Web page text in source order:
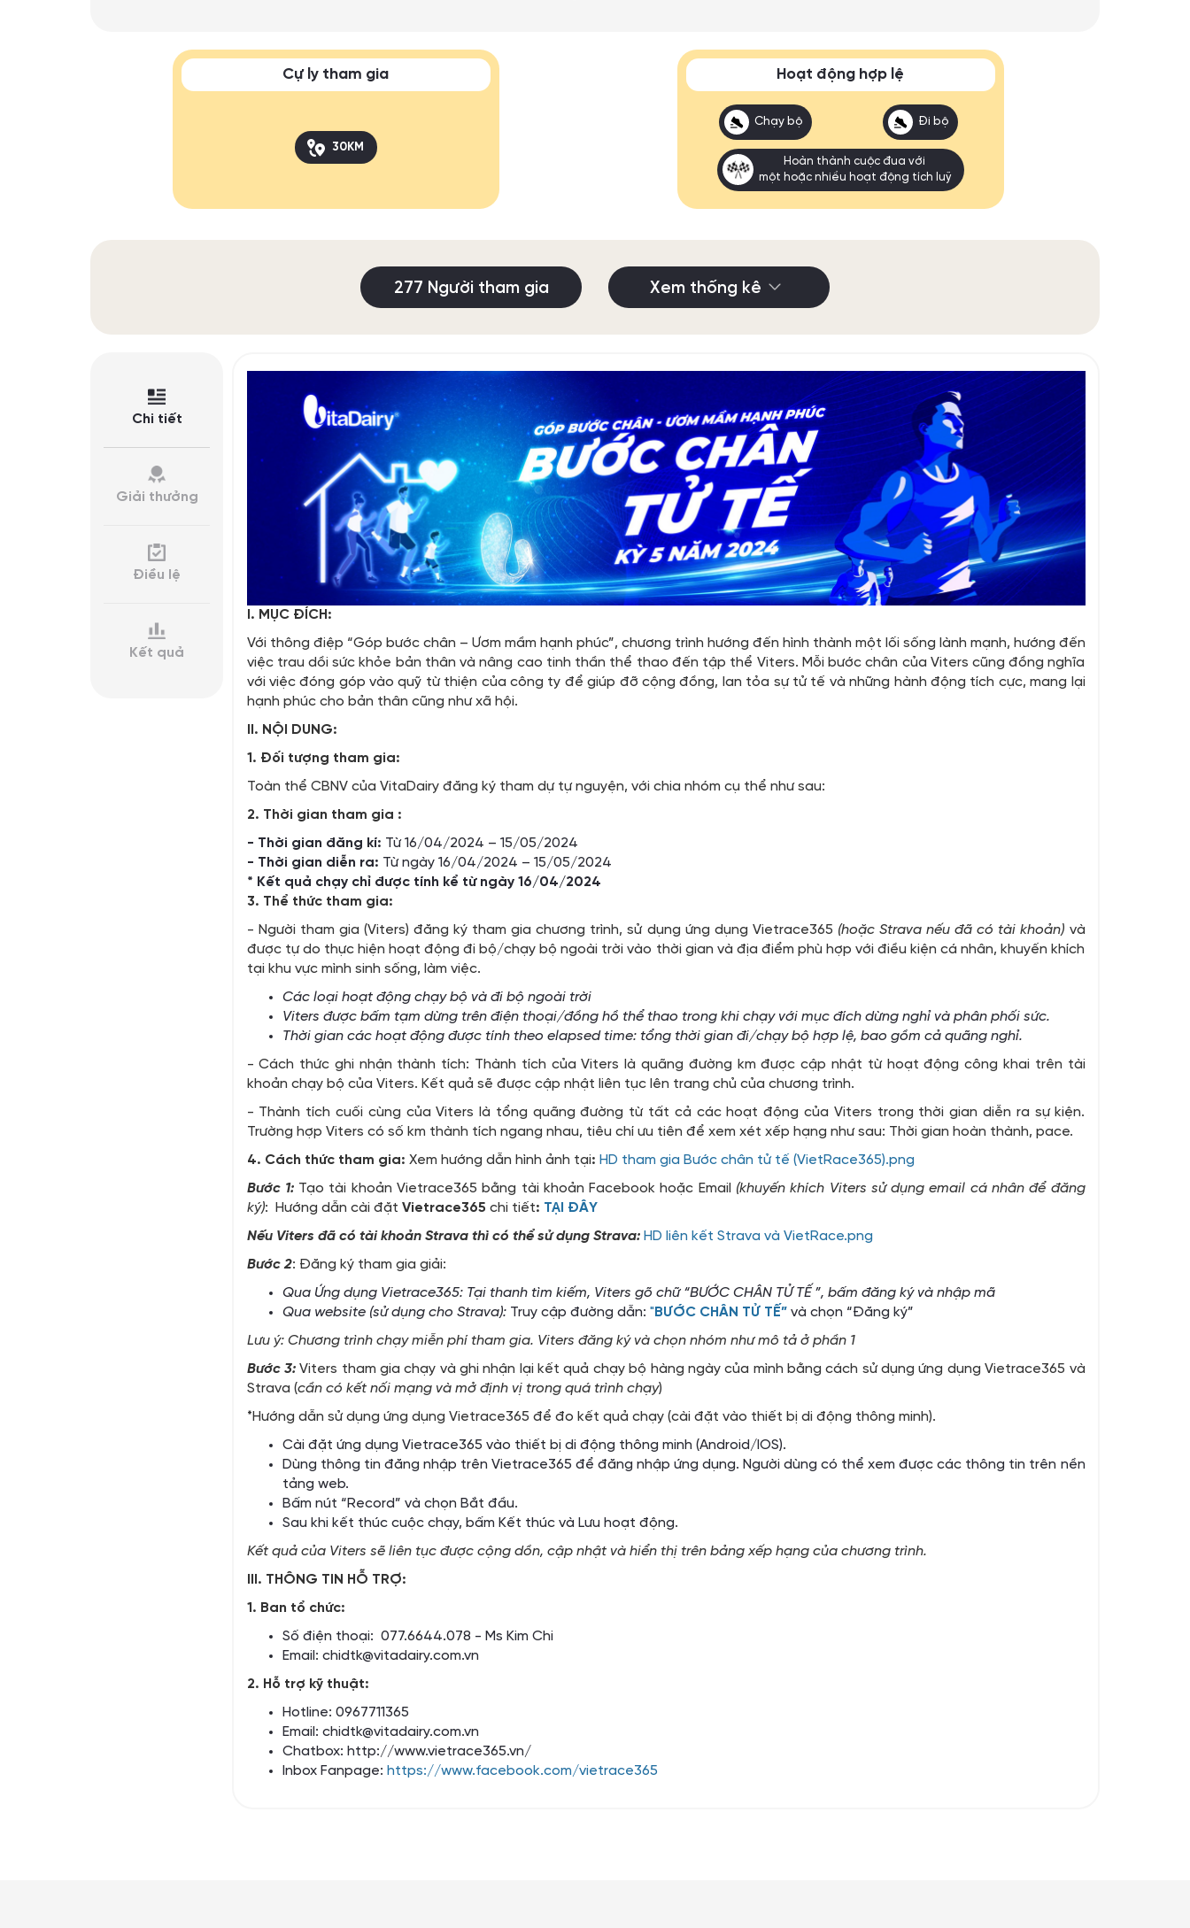
Cự ly tham gia
30KM
Hoạt động hợp lệ
Chạy bộ Đi bộ
Hoàn thành cuộc đua với
một hoặc nhiều hoạt động tích luỹ
277 Người tham gia Xem thống kê
Chi tiết
Giải thưởng
Điều lệ
Kết quả
I. MỤC ĐÍCH:
Với thông điệp “Góp bước chân – Ươm mầm hạnh phúc”, chương trình hướng đến hình thành một lối sống lành mạnh, hướng đến
việc trau dồi sức khỏe bản thân và nâng cao tinh thần thể thao đến tập thể Viters. Mỗi bước chân của Viters cũng đồng nghĩa
với việc đóng góp vào quỹ từ thiện của công ty để giúp đỡ cộng đồng, lan tỏa sự tử tế và những hành động tích cực, mang lại
hạnh phúc cho bản thân cũng như xã hội.
II. NỘI DUNG:
1. Đối tượng tham gia:
Toàn thể CBNV của VitaDairy đăng ký tham dự tự nguyện, với chia nhóm cụ thể như sau:
2. Thời gian tham gia :
- Thời gian đăng kí: Từ 16/04/2024 – 15/05/2024
- Thời gian diễn ra: Từ ngày 16/04/2024 – 15/05/2024
* Kết quả chạy chỉ được tính kể từ ngày 16/04/2024
3. Thể thức tham gia:
- Người tham gia (Viters) đăng ký tham gia chương trình, sử dụng ứng dụng Vietrace365 (hoặc Strava nếu đã có tài khoản) và
được tự do thực hiện hoạt động đi bộ/chạy bộ ngoài trời vào thời gian và địa điểm phù hợp với điều kiện cá nhân, khuyến khích
tại khu vực mình sinh sống, làm việc.
Các loại hoạt động chạy bộ và đi bộ ngoài trời
Viters được bấm tạm dừng trên điện thoại/đồng hồ thể thao trong khi chạy với mục đích dừng nghỉ và phân phối sức.
Thời gian các hoạt động được tính theo elapsed time: tổng thời gian đi/chạy bộ hợp lệ, bao gồm cảquãngnghỉ.
- Cách thức ghi nhận thành tích: Thành tích của Viters là quãng đường km được cập nhật từ hoạt động công khai trên tài
khoản chạy bộ của Viters. Kết quả sẽ được cập nhật liên tục lên trang chủ của chương trình.
- Thành tích cuối cùng của Viters là tổng quãng đường từ tất cả các hoạt động của Viters trong thời gian diễn ra sự kiện.
Trường hợp Viters có số km thành tích ngang nhau, tiêu chí ưu tiên để xem xét xếp hạng như sau: Thời gian hoàn thành, pace.
4. Cách thức tham gia: Xem hướng dẫn hình ảnh tại: HD tham gia Bước chân tử tế (VietRace365).png
Bước 1: Tạo tài khoản Vietrace365 bằng tài khoản Facebook hoặc Email (khuyến khích Viters sử dụng email cá nhân để đăng
ký): Hướng dẫn cài đặt Vietrace365 chi tiết: TẠI ĐÂY
Nếu Viters đã có tài khoản Strava thì có thể sử dụng Strava: HD liên kết Strava và VietRace.png
Bước 2: Đăng ký tham gia giải:
Qua Ứng dụng Vietrace365: Tại thanh tìm kiếm, Viters gõ chữ “BƯỚC CHÂN TỬ TẾ ”, bấm đăng ký và nhập mã
Qua website (sử dụng cho Strava): Truy cập đường dẫn: "BƯỚC CHÂN TỬ TẾ” và chọn “Đăng ký”
Lưu ý: Chương trình chạy miễn phí tham gia. Viters đăng ký và chọn nhóm như mô tả ở phần 1
Bước 3:Viters tham gia chạy và ghi nhận lại kết quả chạy bộ hàng ngày của mình bằng cách sử dụng ứng dụng Vietrace365 và
Strava (cần có kết nối mạng và mở định vị trong quá trình chạy)
*Hướng dẫn sử dụng ứng dụng Vietrace365 để đo kết quả chạy (cài đặt vào thiết bị di động thông minh).
Cài đặt ứng dụng Vietrace365 vào thiết bị di động thông minh (Android/IOS).
Dùng thông tin đăng nhập trên Vietrace365 để đăng nhập ứng dụng. Người dùng có thể xem được các thông tin trên nền
tảng web.
Bấm nút “Record” và chọn Bắt đầu.
Sau khi kết thúc cuộc chạy, bấm Kết thúc và Lưu hoạt động.
Kết quả của Viters sẽ liên tục được cộng dồn, cập nhật và hiển thị trên bảng xếp hạng của chương trình.
III. THÔNG TIN HỖ TRỢ:
1. Ban tổ chức:
Số điện thoại: 077.6644.078 - Ms Kim Chi
Email: chidtk@vitadairy.com.vn
2. Hỗ trợ kỹ thuật:
Hotline: 0967711365
Email: chidtk@vitadairy.com.vn
Chatbox: http://www.vietrace365.vn/
Inbox Fanpage: https://www.facebook.com/vietrace365